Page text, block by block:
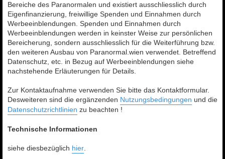
Bereiche des Paranormalen und existiert ausschliesslich durch
Eigenfinanzierung, freiwillige Spenden und Einnahmen durch
Werbeeinblendungen. Spenden und Einnahmen durch
Werbeeinblendungen werden in keinster Weise zur persönlichen
Bereicherung, sondern ausschliesslich für die Weiterführung bzw.
den weiteren Ausbau von Paranormal.wien verwendet. Betreffend
Datenschutz, etc. in Bezug auf Werbeeinblendungen siehe
nachstehende Erläuterungen für Details.
Zur Kontaktaufnahme verwenden Sie bitte das Kontaktformular.
Desweiteren sind die ergänzenden Nutzungsbedingungen und die
Datenschutzrichtlinien zu beachten !
Technische Informationen
siehe diesbezüglich hier.